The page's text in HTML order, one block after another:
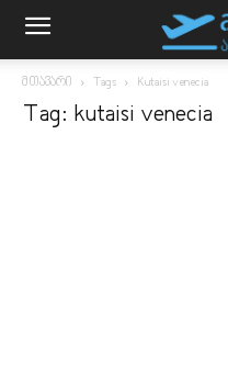
მთავარი Tags Kutaisi venecia
Tag: kutaisi venecia